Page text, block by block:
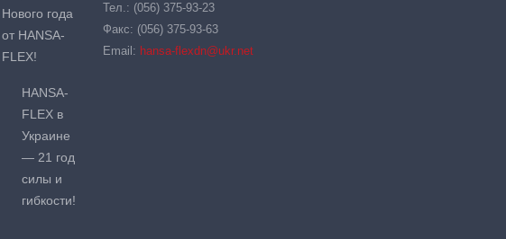
Нового года
от HANSA-
FLEX!
HANSA-
FLEX в
Украине
— 21 год
силы и
гибкости!
Тел.: (056) 375-93-23
Факс: (056) 375-93-63
Email: hansa-flexdn@ukr.net